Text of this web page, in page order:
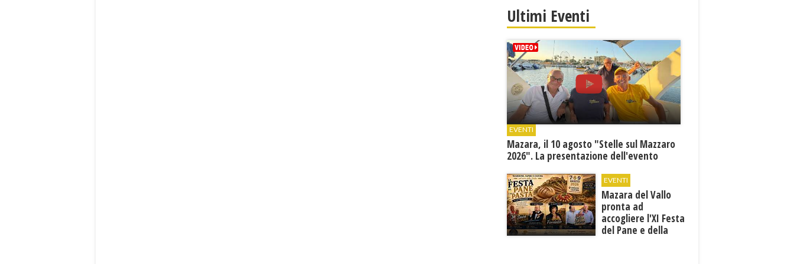
Ultimi Eventi
EVENTI
Mazara, il 10 agosto "Stelle sul Mazzaro
2026". La presentazione dell'evento
EVENTI
Mazara del Vallo
pronta ad
accogliere l'XI Festa
del Pane e della